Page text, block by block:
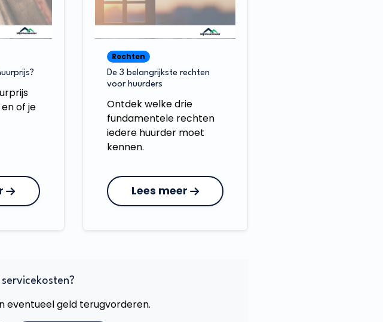
of je
Rechten
De 3 belangrijkste rechten
voor huurders
Ontdek welke drie
fundamentele rechten
iedere huurder moet
kennen.
Lees meer
eventueel geld terugvorderen.